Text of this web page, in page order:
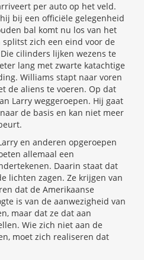
per auto op het veld.
bij een officiële gelegenheid
bal komt nu los van het
zich een eind voor de
cilinders lijken wezens te
lang met zwarte katachtige
Williams stapt naar voren
de aliens te voeren. Op dat
Larry weggeroepen. Hij gaat
de basis en kan niet meer
en anderen opgeroepen
allemaal een
Daarin staat dat
lichten zagen. Ze krijgen van
dat de Amerikaanse
is van de aanwezigheid van
maar dat ze dat aan
Wie zich niet aan de
moet zich realiseren dat